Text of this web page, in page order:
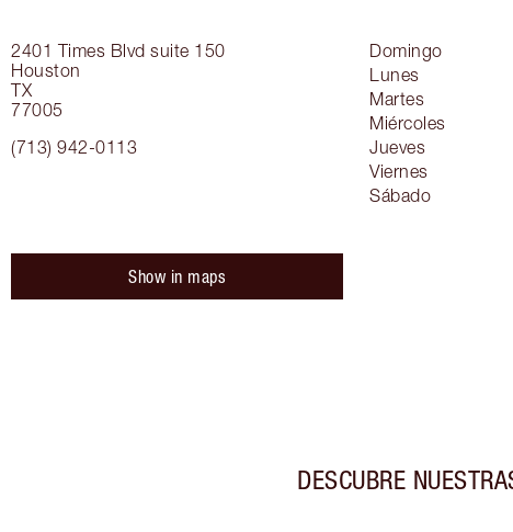
2401 Times Blvd suite 150
Houston
TX
77005
(713) 942-0113
Domingo
Lunes
Martes
Miércoles
Jueves
Viernes
Sábado
Show in maps
DESCUBRE